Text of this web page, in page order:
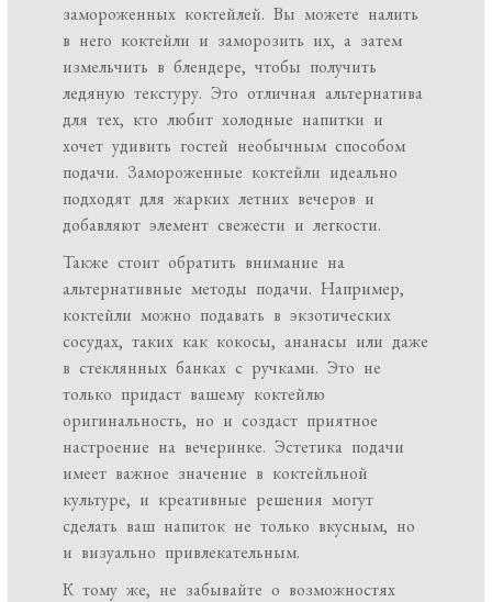
замороженных коктейлей. Вы можете налить
в него коктейли и заморозить их, а затем
измельчить в блендере, чтобы получить
ледяную текстуру. Это отличная альтернатива
для тех, кто любит холодные напитки и
хочет удивить гостей необычным способом
подачи. Замороженные коктейли идеально
подходят для жарких летних вечеров и
добавляют элемент свежести и легкости.
Также стоит обратить внимание на
альтернативные методы подачи. Например,
коктейли можно подавать в экзотических
сосудах, таких как кокосы, ананасы или даже
в стеклянных банках с ручками. Это не
только придаст вашему коктейлю
оригинальность, но и создаст приятное
настроение на вечеринке. Эстетика подачи
имеет важное значение в коктейльной
культуре, и креативные решения могут
сделать ваш напиток не только вкусным, но
и визуально привлекательным.
К тому же, не забывайте о возможностях